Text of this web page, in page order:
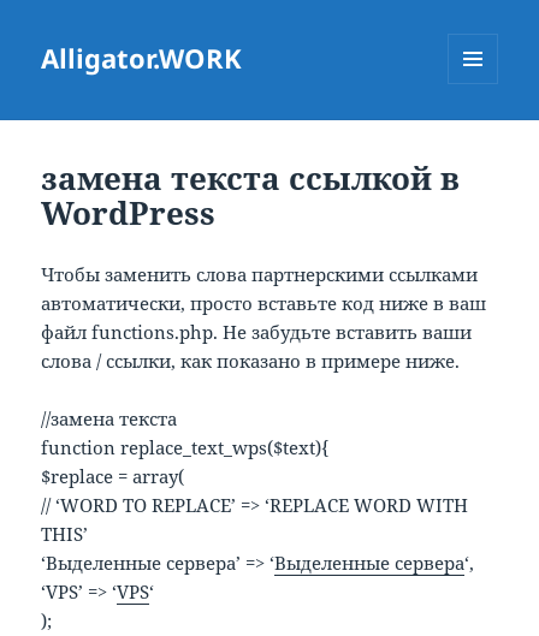
Alligator.WORK
замена текста ссылкой в
WordPress
Чтобы заменить слова партнерскими ссылками
автоматически, просто вставьте код ниже в ваш
файл functions.php. Не забудьте вставить ваши
слова / ссылки, как показано в примере ниже.
//замена текста
function replace_text_wps($text){
$replace = array(
// ‘WORD TO REPLACE’ => ‘REPLACE WORD WITH
THIS’
‘Выделенные сервера’ => ‘Выделенные сервера‘,
‘VPS’ => ‘VPS‘
);